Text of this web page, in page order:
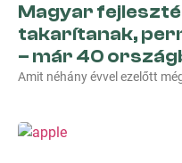
Magyar
takarítanak,
– már 40
Amit néhány évvel ezelőtt